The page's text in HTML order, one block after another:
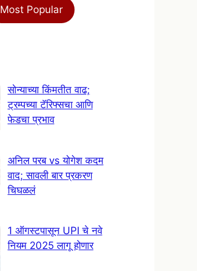
Most Popular
सोन्याच्या किंमतीत वाढ;
ट्रम्पच्या टॅरिफ्सचा आणि
फेडचा प्रभाव
अनिल परब vs योगेश कदम
वाद; सावली बार प्रकरण
चिघळलं
1 ऑगस्टपासून UPI चे नवे
नियम 2025 लागू होणार